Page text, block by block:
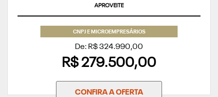
APROVEITE
CNPJ E MICROEMPRESÁRIOS
De: R$ 324.990,00
R$ 279.500,00
CONFIRA A OFERTA